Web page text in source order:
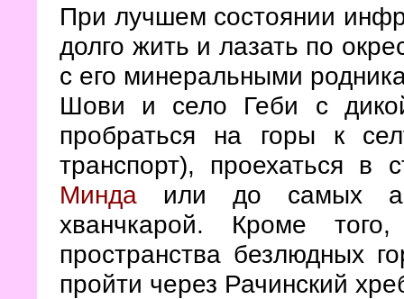
При лучшем состоянии
долго жить и лазать по
с его минеральными
Шови и село Геби с
пробраться на горы к
транспорт), проехаться
Минда или до самых
хванчкарой. Кроме
пространства безлюдных
пройти через Рачинский